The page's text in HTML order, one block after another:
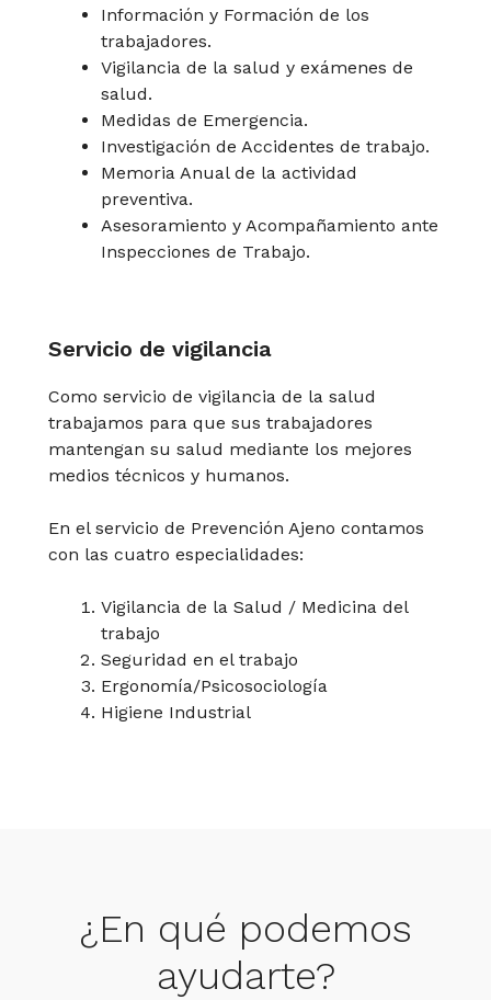
Información y Formación de los
trabajadores.
Vigilancia de la salud y exámenes de
salud.
Medidas de Emergencia.
Investigación de Accidentes de trabajo.
Memoria Anual de la actividad
preventiva.
Asesoramiento y Acompañamiento ante
Inspecciones de Trabajo.
Servicio de vigilancia
Como servicio de vigilancia de la salud
trabajamos para que sus trabajadores
mantengan su salud mediante los mejores
medios técnicos y humanos.
En el servicio de Prevención Ajeno contamos
con las cuatro especialidades:
Vigilancia de la Salud / Medicina del
trabajo
Seguridad en el trabajo
Ergonomía/Psicosociología
Higiene Industrial
¿En qué podemos
ayudarte?